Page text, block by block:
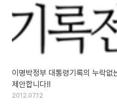
이명박정부 대통령기록의 누락없
제안합니다!!
2012.07.12